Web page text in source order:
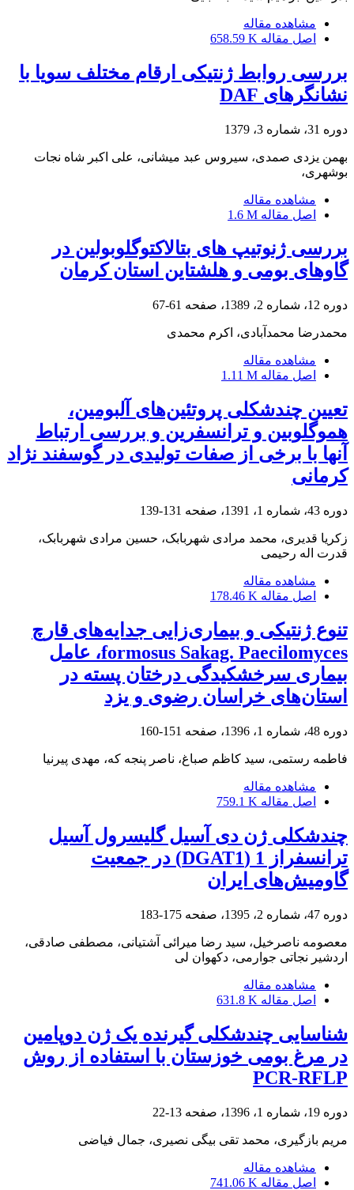
مشاهده مقاله
اصل مقاله 658.59 K
بررسی روابط ژنتیکی ارقام مختلف سویا با
نشانگرهای DAF
دوره 31، شماره 3، 1379
بهمن یزدی صمدی، سیروس عبد میشانی، علی اکبر شاه نجات
بوشهری،
مشاهده مقاله
اصل مقاله 1.6 M
بررسی ژنوتیپ های بتالاکتوگلوبولین در
گاوهای بومی و هلشتاین استان کرمان
دوره 12، شماره 2، 1389، صفحه 61-67
محمدرضا محمدآبادی، اکرم محمدی
مشاهده مقاله
اصل مقاله 1.11 M
تعیین چندشکلی پروتئین‌های آلبومین،
هموگلوبین و ترانسفرین و بررسی ارتباط
آنها با برخی از صفات تولیدی در گوسفند نژاد
کرمانی
دوره 43، شماره 1، 1391، صفحه 131-139
زکریا قدیری، محمد مرادی شهربابک، حسین مرادی شهربابک،
قدرت اله رحیمی
مشاهده مقاله
اصل مقاله 178.46 K
تنوع ژنتیکی و بیماری‌زایی جدایه‌های قارچ
formosus Sakag. Paecilomyces، عامل
بیماری سر‌خشکیدگی درختان پسته در
استان‌های خراسان رضوی و یزد
دوره 48، شماره 1، 1396، صفحه 151-160
فاطمه رستمی، سید کاظم صباغ، ناصر پنجه که، مهدی پیرنیا
مشاهده مقاله
اصل مقاله 759.1 K
چندشکلی ژن دی آسیل گلیسرول آسیل
ترانسفراز 1 (DGAT1) در جمعیت
گاومیش‌های ایران
دوره 47، شماره 2، 1395، صفحه 175-183
معصومه ناصرخیل، سید رضا میرائی آشتیانی، مصطفی صادقی،
اردشیر نجاتی جوارمی، دکهوان لی
مشاهده مقاله
اصل مقاله 631.8 K
شناسایی چندشکلی گیرنده یک ژن دوپامین
در مرغ بومی خوزستان با استفاده از روش
PCR-RFLP
دوره 19، شماره 1، 1396، صفحه 13-22
مریم بازگیری، محمد تقی بیگی نصیری، جمال فیاضی
مشاهده مقاله
اصل مقاله 741.06 K